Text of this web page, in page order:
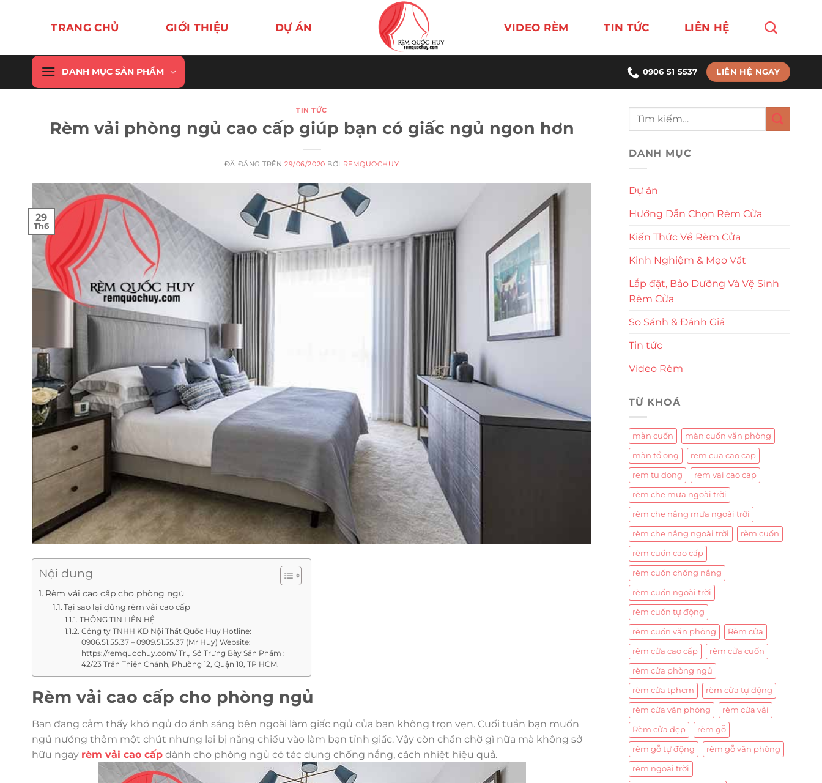
dung
TRANG CHỦ GIỚI THIỆU DỰ ÁN VIDEO RÈM TIN TỨC LIÊN HỆ
DANH MỤC SẢN PHẨM 0906 51 5537 LIÊN HỆ NGAY
TIN TỨC
Rèm vải phòng ngủ cao cấp giúp bạn có giấc ngủ ngon hơn
ĐÃ ĐĂNG TRÊN29/06/2020 BỞI REMQUOCHUY
29
Th6
Nội dung
Rèm vải cao cấp cho phòng ngủ
Tại sao lại dùng rèm vải cao cấp
THÔNG TIN LIÊN HỆ
Công ty TNHH KD Nội Thất Quốc Huy Hotline:
0906.51.55.37 – 0909.51.55.37 (Mr Huy) Website:
https://remquochuy.com/ Trụ Sở Trưng Bày Sản Phẩm :
42/23 Trần Thiện Chánh, Phường 12, Quận 10, TP HCM.
Rèm vải cao cấp cho phòng ngủ
Bạn đang cảm thấy khó ngủ do ánh sáng bên ngoài làm giấc ngủ của bạn không trọn vẹn. Cuối tuần bạn muốn
ngủ nướng thêm một chút nhưng lại bị nắng chiếu vào làm bạn tỉnh giấc. Vậy còn chần chờ gì nữa mà không sở
hữu ngay rèm vải cao cấp dành cho phòng ngủ có tác dụng chống nắng, cách nhiệt hiệu quả.
DANH MỤC
Dự án
Hướng Dẫn Chọn Rèm Cửa
Kiến Thức Về Rèm Cửa
Kinh Nghiệm & Mẹo Vặt
Lắp đặt, Bảo Dưỡng Và Vệ Sinh
Rèm Cửa
So Sánh & Đánh Giá
Tin tức
Video Rèm
TỪ KHOÁ
màn cuốn màn cuốn văn phòng
màn tổ ong rem cua cao cap
rem tu dong rem vai cao cap
rèm che mưa ngoài trời
rèm che nắng mưa ngoài trời
rèm che nắng ngoài trời rèm cuốn
rèm cuốn cao cấp
rèm cuốn chống nắng
rèm cuốn ngoài trời
rèm cuốn tự động
rèm cuốn văn phòng Rèm cửa
rèm cửa cao cấp rèm cửa cuốn
rèm cửa phòng ngủ
rèm cửa tphcm rèm cửa tự động
rèm cửa văn phòng rèm cửa vải
Rèm cửa đẹp rèm gỗ
rèm gỗ tự động rèm gỗ văn phòng
rèm ngoài trời